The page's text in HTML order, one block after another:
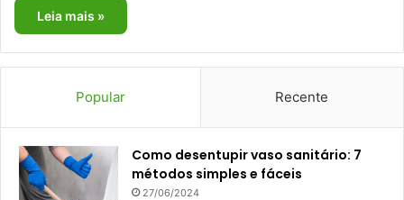
Leia mais »
Popular Recente
Como desentupir vaso sanitário: 7
métodos simples e fáceis
27/06/2024